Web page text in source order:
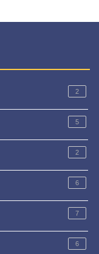
2
5
2
6
7
6